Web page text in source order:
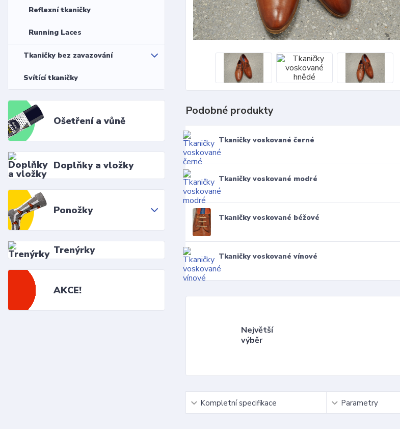
Reflexní tkaničky
Running Laces
Tkaničky bez zavazování
Svítící tkaničky
Ošetření a vůně
Doplňky a vložky
Ponožky
Trenýrky
AKCE!
Podobné produkty
Tkaničky voskované černé
Tkaničky voskované modré
Tkaničky voskované béžové
Tkaničky voskované vínové
Největší
výběr
Kompletní specifikace Parametry